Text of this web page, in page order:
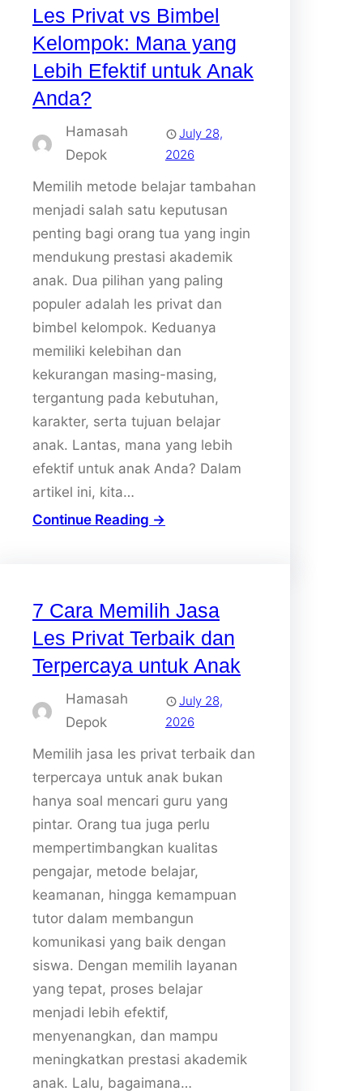
Les Privat vs Bimbel
Kelompok: Mana yang
Lebih Efektif untuk Anak
Anda?
Hamasah
Depok
July 28,
2026
Memilih metode belajar tambahan
menjadi salah satu keputusan
penting bagi orang tua yang ingin
mendukung prestasi akademik
anak. Dua pilihan yang paling
populer adalah les privat dan
bimbel kelompok. Keduanya
memiliki kelebihan dan
kekurangan masing-masing,
tergantung pada kebutuhan,
karakter, serta tujuan belajar
anak. Lantas, mana yang lebih
efektif untuk anak Anda? Dalam
artikel ini, kita…
Continue Reading →
7 Cara Memilih Jasa
Les Privat Terbaik dan
Terpercaya untuk Anak
Hamasah
Depok
July 28,
2026
Memilih jasa les privat terbaik dan
terpercaya untuk anak bukan
hanya soal mencari guru yang
pintar. Orang tua juga perlu
mempertimbangkan kualitas
pengajar, metode belajar,
keamanan, hingga kemampuan
tutor dalam membangun
komunikasi yang baik dengan
siswa. Dengan memilih layanan
yang tepat, proses belajar
menjadi lebih efektif,
menyenangkan, dan mampu
meningkatkan prestasi akademik
anak. Lalu, bagaimana…